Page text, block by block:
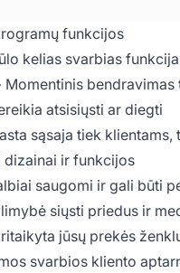
funkcijos
kelias svarbias
Momentinis
atsisiųsti ar diegti
sąsaja tiek klientams,
dizainai ir funkcijos
saugomi ir gali būti
siųsti priedus ir
jūsų prekės
svarbios kliento